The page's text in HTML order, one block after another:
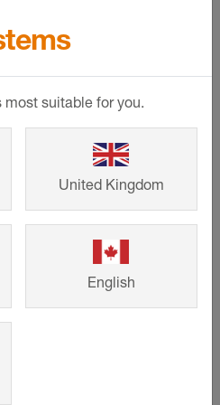
Lze individualizovat
Schlüter-
DESIGNBASE-
SL-AC
Příslušenství:
Vnější rohy a vnitřní
kouty, koncovky a
spojky pro profil
DESIGNBASE-SL-
suitable for you.
United Kingdom
English